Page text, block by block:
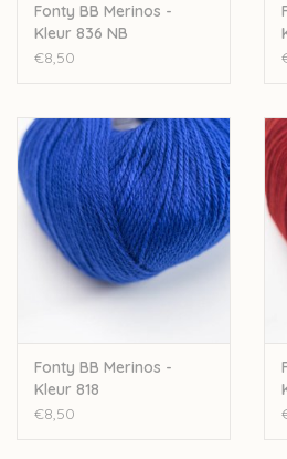
Stekenverhouding 10-10cm:
Fonty BB Merinos -
Kleur 836 NB
€8,50
Fonty BB Merinos -
Kleur 818
€8,50